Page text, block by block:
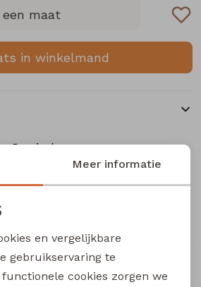
een maat
in winkelmand
Persival
Meisjes t-shirts lange mouw
3310607 W20140
cookies
Meer informatie
en vergelijkbare
gebruikservaring te
cookies zorgen we